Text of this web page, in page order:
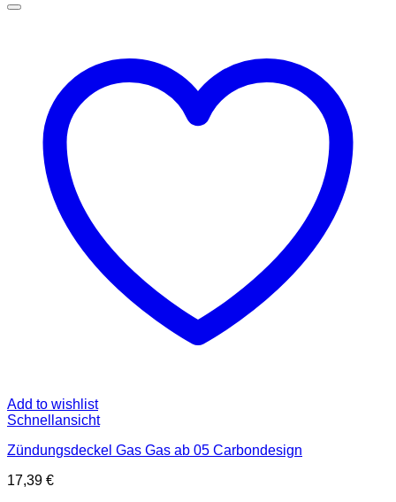
Add to wishlist
Schnellansicht
Zündungsdeckel Gas Gas ab 05 Carbondesign
17,39 €